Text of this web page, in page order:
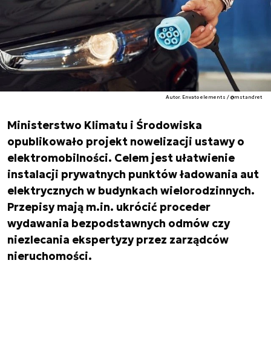
Autor. Envato elements / @mstandret
Ministerstwo Klimatu i Środowiska
opublikowało projekt nowelizacji ustawy o
elektromobilności. Celem jest ułatwienie
instalacji prywatnych punktów ładowania aut
elektrycznych w budynkach wielorodzinnych.
Przepisy mają m.in. ukrócić proceder
wydawania bezpodstawnych odmów czy
niezlecania ekspertyzy przez zarządców
nieruchomości.